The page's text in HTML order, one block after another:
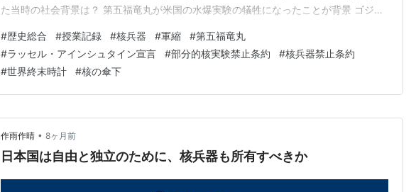
た当時の社会背景は？ 第五福竜丸が米国の水爆実験の犠牲になったことが背景 ゴジラ
み出した恐怖の象徴」 核兵器によって生み出された怪獣を、人間…
#歴史総合 #授業記録 #核兵器 #軍縮 #第五福竜丸
#ラッセル・アインシュタイン宣言 #部分的核実験禁止条約 #核兵器禁止条約
#世界終末時計 #核の傘下
作雨作晴 • 8ヶ月前
日本国は自由と独立のために、核兵器も所有すべきか